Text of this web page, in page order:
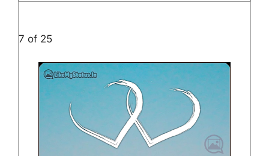
7 of 25